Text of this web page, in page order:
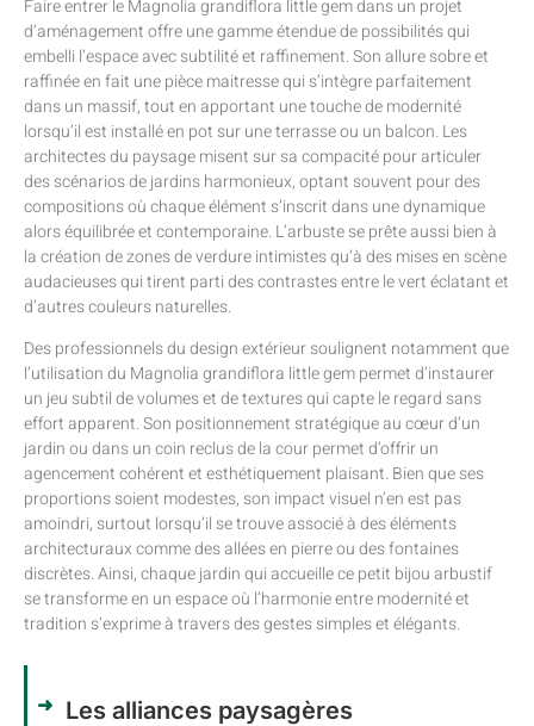
Faire entrer le Magnolia grandiflora little gem dans un projet
d’aménagement offre une gamme étendue de possibilités qui
embelli l’espace avec subtilité et raffinement. Son allure sobre et
raffinée en fait une pièce maitresse qui s’intègre parfaitement
dans un massif, tout en apportant une touche de modernité
lorsqu’il est installé en pot sur une terrasse ou un balcon. Les
architectes du paysage misent sur sa compacité pour articuler
des scénarios de jardins harmonieux, optant souvent pour des
compositions où chaque élément s’inscrit dans une dynamique
alors équilibrée et contemporaine. L’arbuste se prête aussi bien à
la création de zones de verdure intimistes qu’à des mises en scène
audacieuses qui tirent parti des contrastes entre le vert éclatant et
d’autres couleurs naturelles.
Des professionnels du design extérieur soulignent notamment que
l’utilisation du Magnolia grandiflora little gem permet d’instaurer
un jeu subtil de volumes et de textures qui capte le regard sans
effort apparent. Son positionnement stratégique au cœur d’un
jardin ou dans un coin reclus de la cour permet d’offrir un
agencement cohérent et esthétiquement plaisant. Bien que ses
proportions soient modestes, son impact visuel n’en est pas
amoindri, surtout lorsqu’il se trouve associé à des éléments
architecturaux comme des allées en pierre ou des fontaines
discrètes. Ainsi, chaque jardin qui accueille ce petit bijou arbustif
se transforme en un espace où l’harmonie entre modernité et
tradition s’exprime à travers des gestes simples et élégants.
Les alliances paysagères